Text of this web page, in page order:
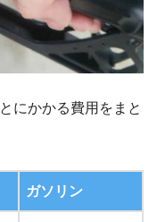
にかかる費用をまと
ガソリン